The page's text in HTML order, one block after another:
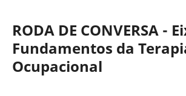
RODA DE CONVERSA -
Fundamentos da
Ocupacional